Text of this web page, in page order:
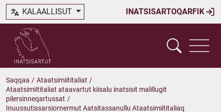
INATSISARTOQARFIK
KALAALLISUT
Saqqaa / Ataatsimiititaliat /
Ataatsimiititaliat ataavartut kiisalu inatsisit malillugit
pilersinneqartussat /
Inuussutissarsiornermut Aatsitassanullu Ataatsimiititaliaq